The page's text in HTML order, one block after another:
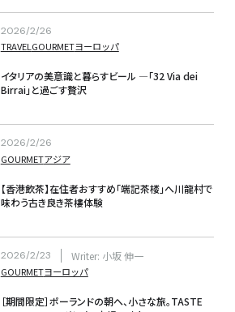
2026/2/26
TRAVELGOURMETヨーロッパ
イタリアの美意識と暮らすビール —「32 Via dei
Birrai」と過ごす贅沢
2026/2/26
GOURMETアジア
【香港飲茶】在住者おすすめ「端記茶楼」へ川龍村で
味わう古き良き茶樓体験
2026/2/23 Writer: 小坂 伸一
GOURMETヨーロッパ
［期間限定］ポーランドの朝へ、小さな旅。TASTE